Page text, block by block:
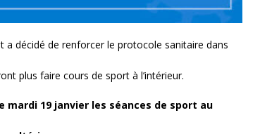
a décidé de renforcer le protocole sanitaire dans
plus faire cours de sport à l’intérieur.
mardi 19 janvier les séances de sport au